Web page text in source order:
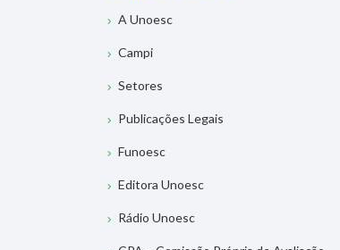
A Unoesc
Campi
Setores
Publicações Legais
Funoesc
Editora Unoesc
Rádio Unoesc